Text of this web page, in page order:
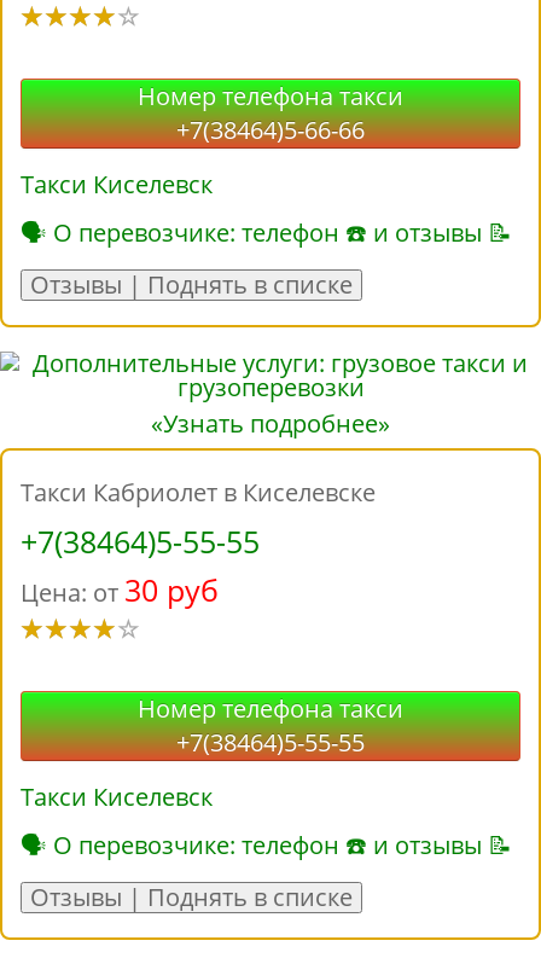
Номер телефона такси
+7(38464)5-66-66
Такси Киселевск
🗣 О перевозчике: телефон ☎ и отзывы 📝
Отзывы | Поднять в списке
«Узнать подробнее»
Такси Кабриолет в Киселевске
+7(38464)5-55-55
Цена: от 30 руб
Номер телефона такси
+7(38464)5-55-55
Такси Киселевск
🗣 О перевозчике: телефон ☎ и отзывы 📝
Отзывы | Поднять в списке